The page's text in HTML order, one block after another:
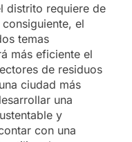
distrito requiere de
el
temas
más eficiente el
de residuos
ciudad más
una
y
con una